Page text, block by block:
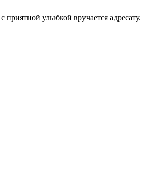
приятной улыбкой вручается адресату.